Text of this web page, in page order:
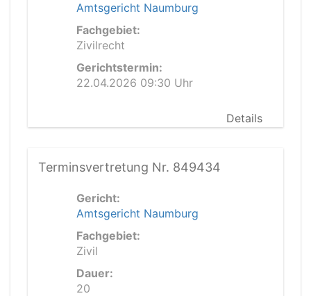
Amtsgericht Naumburg
Fachgebiet:
Zivilrecht
Gerichtstermin:
22.04.2026 09:30 Uhr
Details
Terminsvertretung Nr. 849434
Gericht:
Amtsgericht Naumburg
Fachgebiet:
Zivil
Dauer:
20